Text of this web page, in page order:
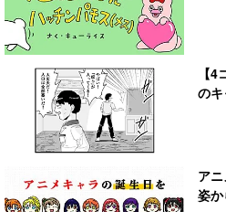
【
の
ア
姿